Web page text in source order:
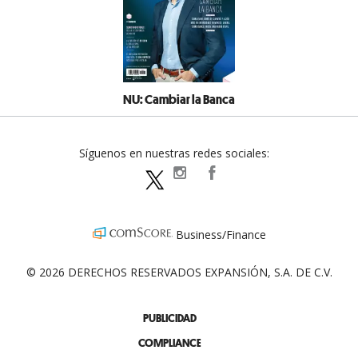
NU: Cambiar la Banca
PUBLICIDAD
COMPLIANCE
Síguenos en nuestras redes sociales:
expansionpolitica
Business/Finance
© 2026 DERECHOS RESERVADOS EXPANSIÓN, S.A. DE C.V.